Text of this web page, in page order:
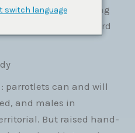
is about 12 cm long
intelligence of a bird
parrotlets can and will
and males in
But raised hand-
switch language